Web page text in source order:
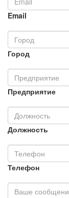
Email
Город
Предприятие
Должность
Телефон